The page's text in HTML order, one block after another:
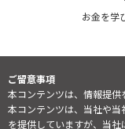
お金を学
ご留意事項
本コンテンツは、情報提供
本コンテンツは、当社や
を提供していますが、当